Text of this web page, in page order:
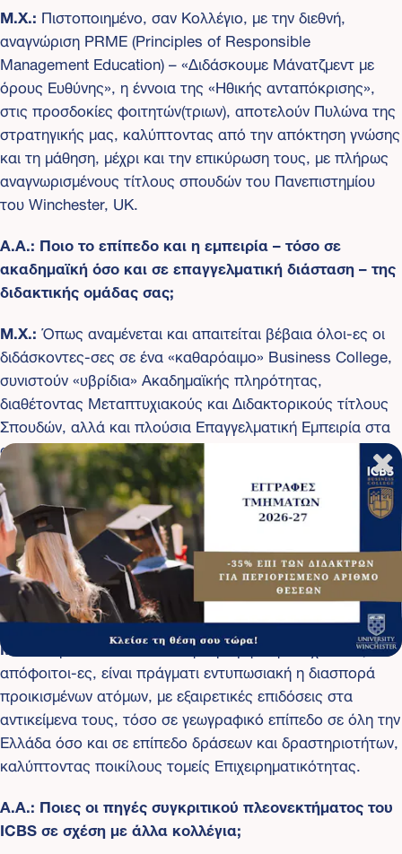
Μ.Χ.: Πιστοποιημένο, σαν Κολλέγιο, με την διεθνή,
αναγνώριση PRME (Principles of Responsible
Management Education) – «Διδάσκουμε Μάνατζμεντ με
όρους Ευθύνης», η έννοια της «Ηθικής ανταπόκρισης»,
στις προσδοκίες φοιτητών(τριων), αποτελούν Πυλώνα της
στρατηγικής μας, καλύπτοντας από την απόκτηση γνώσης
και τη μάθηση, μέχρι και την επικύρωση τους, με πλήρως
αναγνωρισμένους τίτλους σπουδών του Πανεπιστημίου
του Winchester, UK.
Α.Α.: Ποιο το επίπεδο και η εμπειρία – τόσο σε
ακαδημαϊκή όσο και σε επαγγελματική διάσταση – της
διδακτικής ομάδας σας;
Μ.Χ.:Όπως αναμένεται και απαιτείται βέβαια όλοι-ες οι
διδάσκοντες-σες σε ένα «καθαρόαιμο» Business College,
συνιστούν «υβρίδια» Ακαδημαϊκής πληρότητας,
διαθέτοντας Μεταπτυχιακούς και Διδακτορικούς τίτλους
Σπουδών, αλλά και πλούσια Επαγγελματική Εμπειρία στα
αντικείμενά τους, αξιοποιώντας ταυτόχρονα τις
απαραίτητες δεξιότητες επικοινωνίας και διδασκαλίας
στην μετάδοση γνώσεων, τόσο μέσα από εισηγήσεις, όσο
και από τη μελέτη και ανάλυση περιπτώσεων.
Α.Α.: Μετά από μισό αιώνα απρόσκοπτης και συνεχούς
λειτουργίας σας, τι θα λέγατε για το δίκτυο αποφοίτων
σας;
Μ.Χ.:
Πέρα και πάνω από την αριθμητική -12 χιλιάδες
απόφοιτοι-ες, είναι πράγματι εντυπωσιακή η διασπορά
προικισμένων ατόμων, με εξαιρετικές επιδόσεις στα
αντικείμενα τους, τόσο σε γεωγραφικό επίπεδο σε όλη την
Ελλάδα όσο και σε επίπεδο δράσεων και δραστηριοτήτων,
καλύπτοντας ποικίλους τομείς Επιχειρηματικότητας.
Α.Α.: Ποιες οι πηγές συγκριτικού πλεονεκτήματος του
ICBS σε σχέση με άλλα κολλέγια;